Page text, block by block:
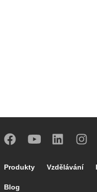
Footer main
Produkty Vzdělávání
Blog